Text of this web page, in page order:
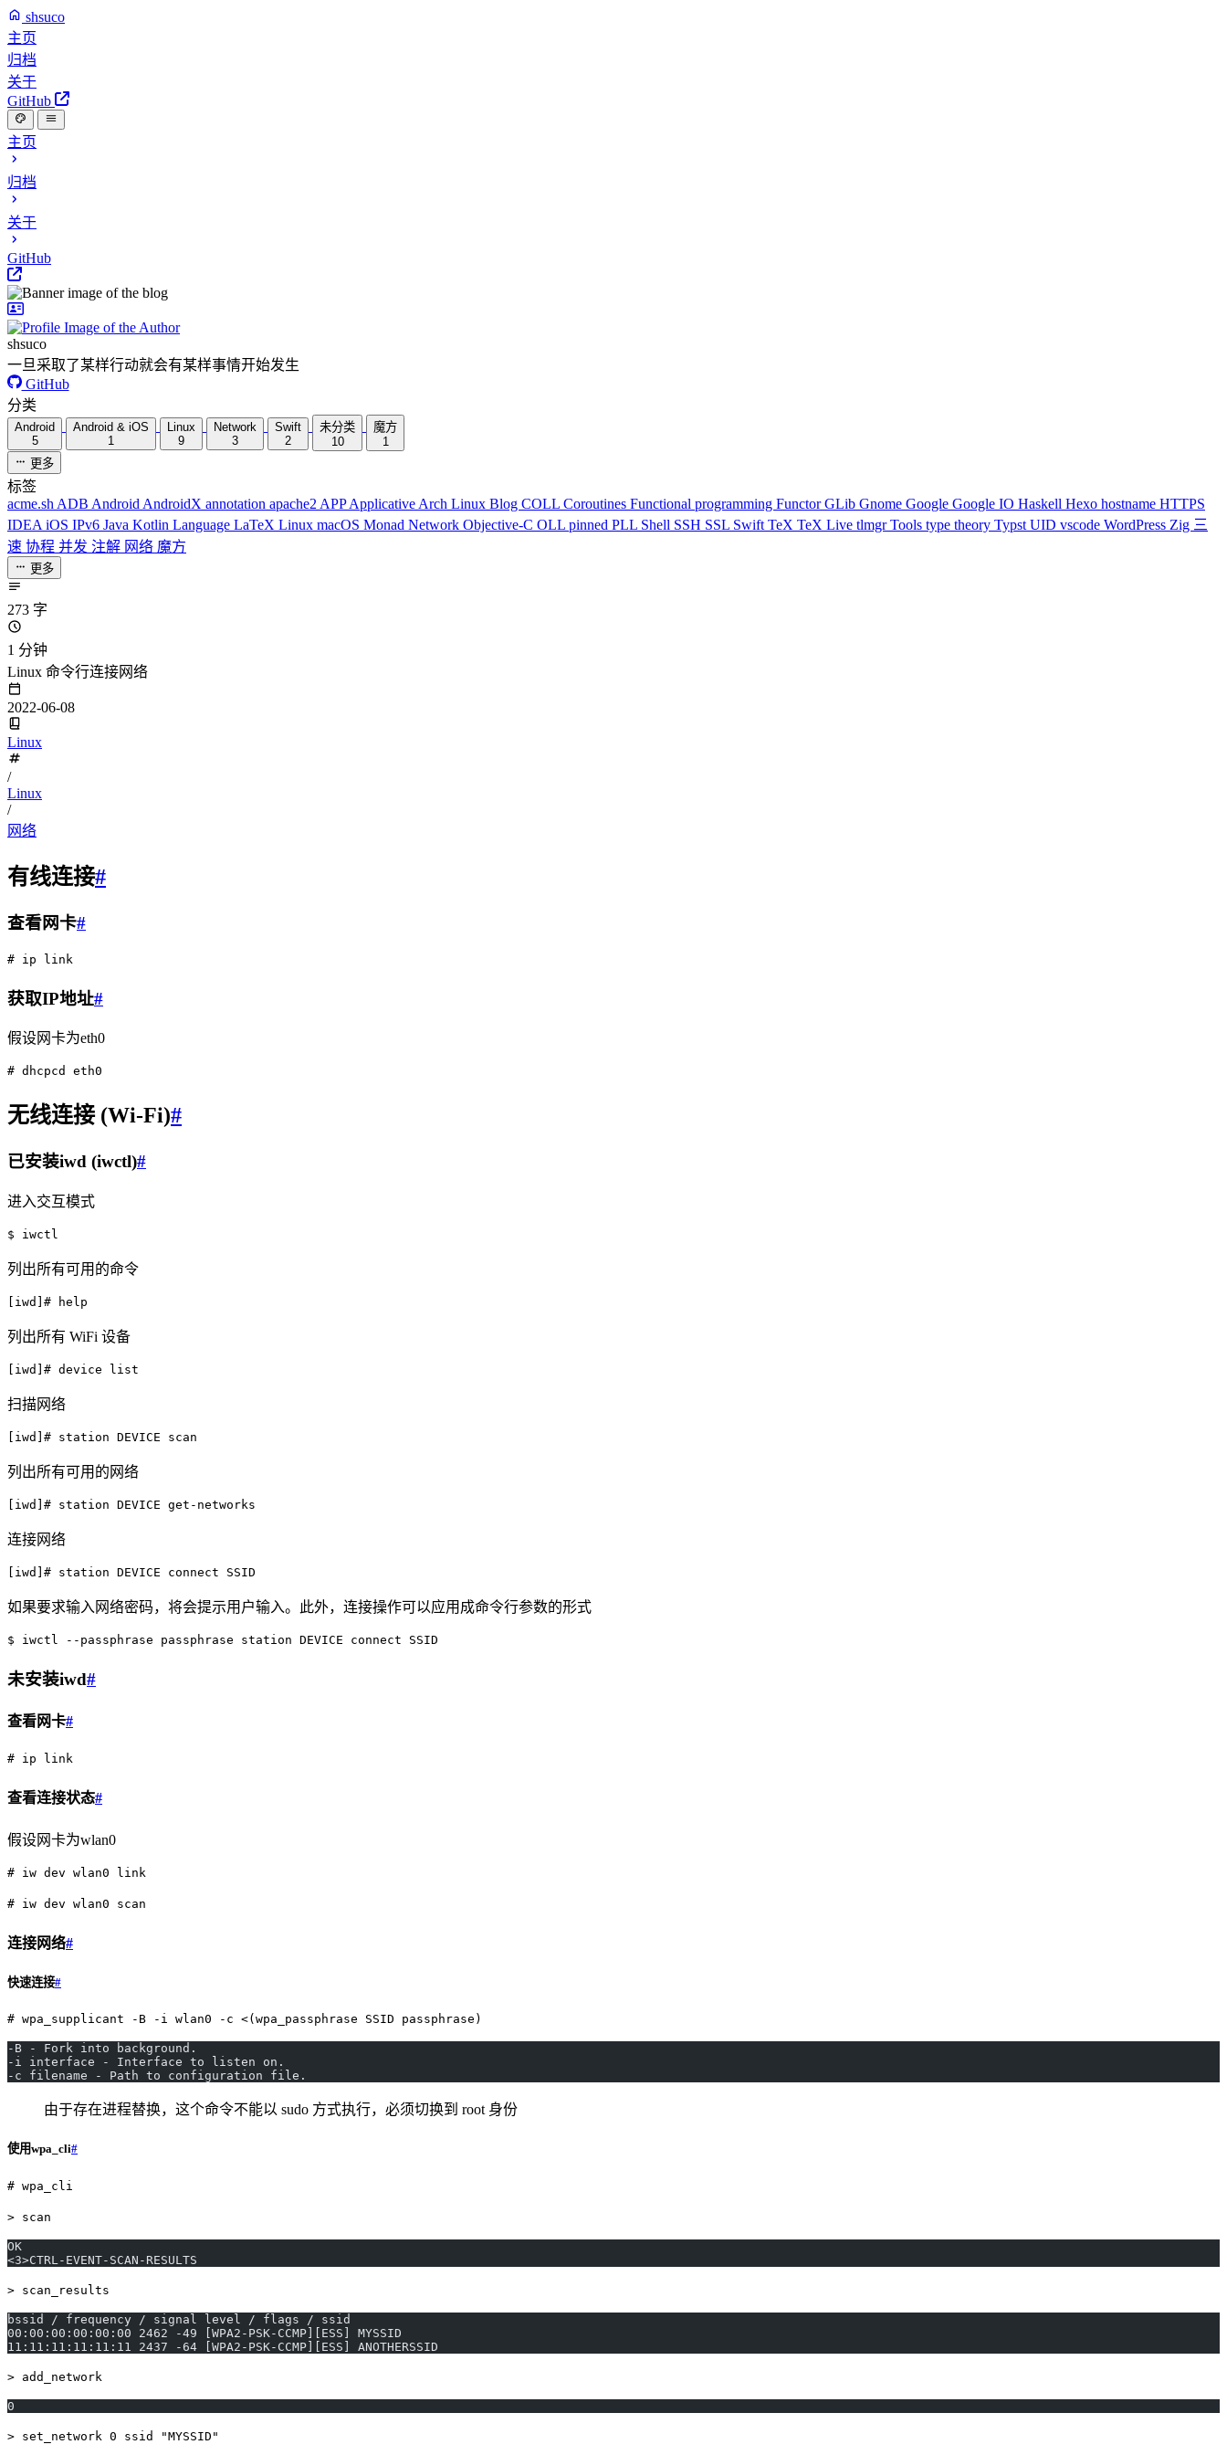
shsuco
主页
归档
关于
GitHub
主页
归档
关于
GitHub
shsuco
一旦采取了某样行动就会有某样事情开始发生
GitHub
分类
Android
5
Android & iOS
1
Linux
9
Network
3
Swift
2
未分类
10
魔方
1
更多
标签
acme.sh ADB Android AndroidX annotation apache2 APPApplicative Arch Linux Blog COLL Coroutines Functional programming FunctorGLib Gnome Google Google IO Haskell Hexo hostname HTTPS
IDEA iOS IPv6 Java Kotlin Language LaTeX Linux macOS Monad Network Objective-C OLL pinned PLL Shell SSH SSL Swift TeX TeX Live tlmgrTools type theory Typst UID vscode WordPress Zig 三
速 协程 并发 注解 网络 魔方
更多
273 字
1 分钟
Linux 命令行连接网络
2022-06-08
Linux
/
Linux
/
网络
有线连接#
查看网卡#
# ip link
获取IP地址#
假设网卡为eth0
# dhcpcd eth0
无线连接 (Wi-Fi)#
已安装iwd (iwctl)#
进入交互模式
$ iwctl
列出所有可用的命令
[iwd]# help
列出所有 WiFi 设备
[iwd]# device list
扫描网络
[iwd]# station DEVICE scan
列出所有可用的网络
[iwd]# station DEVICE get-networks
连接网络
[iwd]# station DEVICE connect SSID
如果要求输入网络密码，将会提示用户输入。此外，连接操作可以应用成命令行参数的形式
$ iwctl --passphrase passphrase station DEVICE connect SSID
未安装iwd#
查看网卡#
# ip link
查看连接状态#
假设网卡为wlan0
# iw dev wlan0 link
# iw dev wlan0 scan
连接网络#
快速连接#
# wpa_supplicant -B -i wlan0 -c <(wpa_passphrase SSID passphrase)
-B - Fork into background.
-i interface - Interface to listen on.
-c filename - Path to configuration file.
由于存在进程替换，这个命令不能以 sudo 方式执行，必须切换到 root 身份
使用wpa_cli#
# wpa_cli
> scan
OK
<3>CTRL-EVENT-SCAN-RESULTS
> scan_results
bssid / frequency / signal level / flags / ssid
00:00:00:00:00:00 2462 -49 [WPA2-PSK-CCMP][ESS] MYSSID
11:11:11:11:11:11 2437 -64 [WPA2-PSK-CCMP][ESS] ANOTHERSSID
> add_network
0
> set_network 0 ssid "MYSSID"